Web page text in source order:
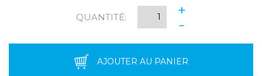
QUANTITÉ:
+
-
AJOUTER AU PANIER